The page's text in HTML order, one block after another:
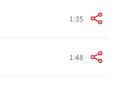
1:35
1:48